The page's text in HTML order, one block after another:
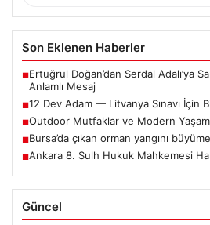
Son Eklenen Haberler
■Ertuğrul Doğan’dan Serdal Adalı’ya
Anlamlı Mesaj
■12 Dev Adam — Litvanya Sınavı İçin
■Outdoor Mutfaklar ve Modern Yaşam
■Bursa’da çıkan orman yangını
■Ankara 8. Sulh Hukuk Mahkemesi
Güncel